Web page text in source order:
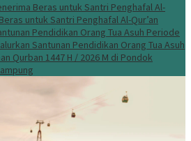
Beras untuk Santri Penghafal Al-
untuk Santri Penghafal Al-Qur’an
Pendidikan Orang Tua Asuh Periode
Santunan Pendidikan Orang Tua Asuh
Qurban 1447 H / 2026 M di Pondok